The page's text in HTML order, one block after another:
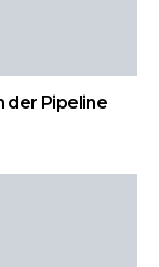
der Pipeline